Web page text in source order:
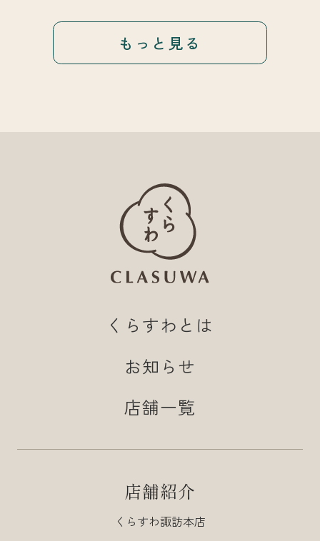
もっと見る
くらすわとは
お知らせ
店舗一覧
店舗紹介
くらすわ諏訪本店